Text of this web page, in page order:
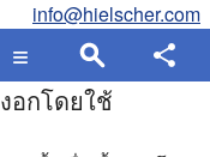
info@hielscher.com
อกโดยใช้